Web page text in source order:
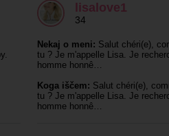
lisalove1
34
Nekaj o meni: Salut chéri(e),
tu ? Je m'appelle Lisa. Je
homme honnê…
Koga iščem: Salut chéri(e),
tu ? Je m'appelle Lisa. Je
homme honnê…